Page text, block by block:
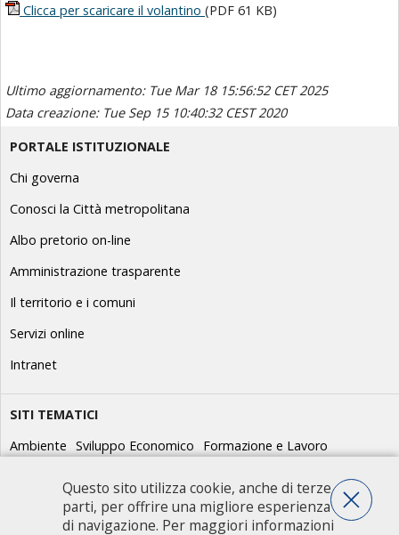
Clicca per scaricare il volantino (PDF 61 KB)
Ultimo aggiornamento: Tue Mar 18 15:56:52 CET 2025
Data creazione: Tue Sep 15 10:40:32 CEST 2020
PORTALE ISTITUZIONALE
Chi governa
Conosci la Città metropolitana
Albo pretorio on-line
Amministrazione trasparente
Il territorio e i comuni
Servizi online
Intranet
SITI TEMATICI
Ambiente Sviluppo Economico
Formazione e Lavoro
Idroscalo e sport
Parco Agricolo Sud Milano Pianificazione territoriale
Questo sito utilizza cookie, anche di terze
parti, per offrire una migliore esperienza
di navigazione. Per maggiori informazioni